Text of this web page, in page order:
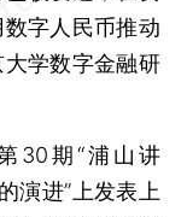
字人民币推动
学数字金融研
期“浦山讲
演进”上发表上